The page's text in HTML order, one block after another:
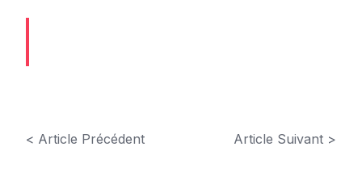
< Article Précédent Article Suivant >